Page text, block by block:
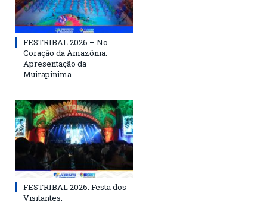
FESTRIBAL 2026 – No
Coração da Amazônia.
Apresentação da
Muirapinima.
FESTRIBAL 2026: Festa dos
Visitantes.